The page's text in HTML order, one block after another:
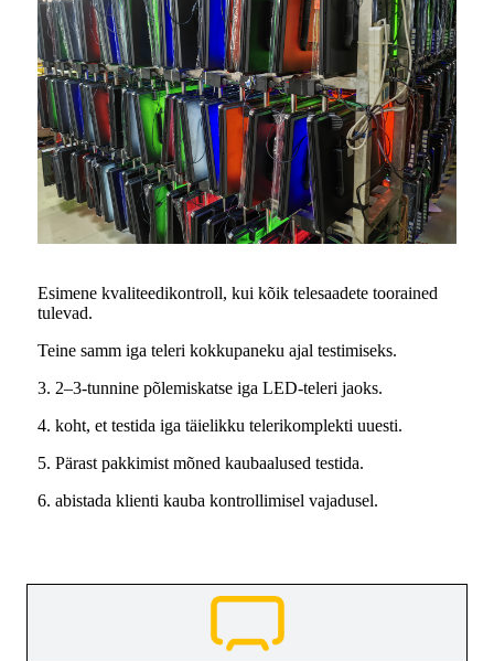
Esimene kvaliteedikontroll, kui kõik telesaadete toorained
tulevad.
Teine samm iga teleri kokkupaneku ajal testimiseks.
3. 2–3-tunnine põlemiskatse iga LED-teleri jaoks.
4. koht, et testida iga täielikku telerikomplekti uuesti.
5. Pärast pakkimist mõned kaubaalused testida.
6. abistada klienti kauba kontrollimisel vajadusel.